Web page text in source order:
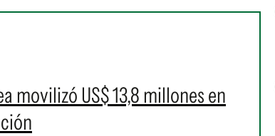
movilizó US$ 13,8 millones en